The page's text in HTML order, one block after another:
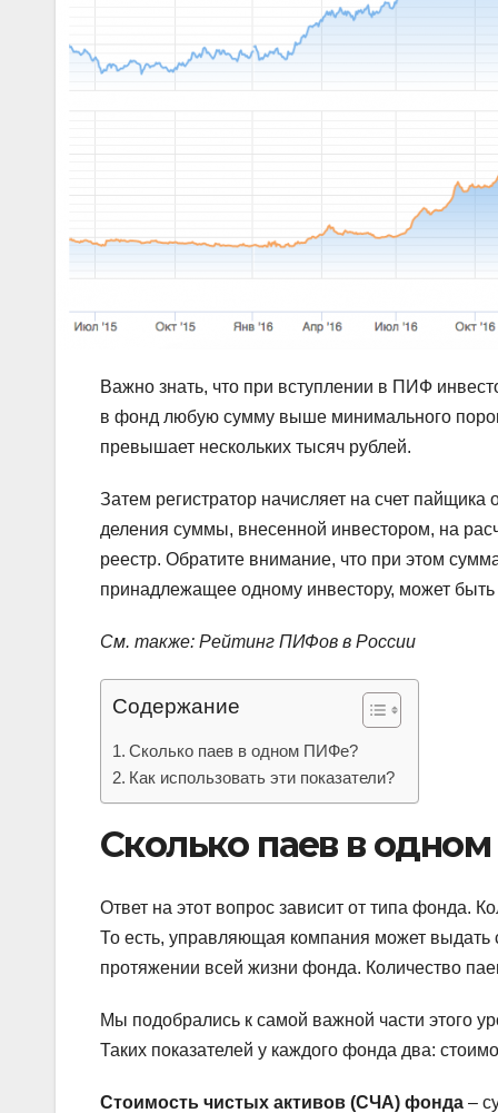
Важно знать, что при вступлении в ПИФ
в фонд любую сумму выше минимального
превышает нескольких тысяч рублей.
Затем регистратор начисляет на счет
деления суммы, внесенной инвестором, на
реестр. Обратите внимание, что при этом
принадлежащее одному инвестору, может
См. также: Рейтинг ПИФов в России
Содержание
Сколько паев в одном ПИФе?
Как использовать эти показатели?
Сколько паев в
Ответ на этот вопрос зависит от типа фонда.
То есть, управляющая компания может выдать
протяжении всей жизни фонда. Количество
Мы подобрались к самой важной части этого
Таких показателей у каждого фонда два:
Стоимость чистых активов (СЧА) фонда –